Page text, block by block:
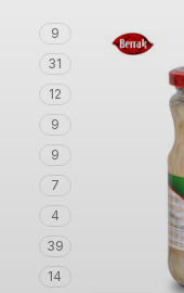
9
31
12
9
9
7
4
39
14